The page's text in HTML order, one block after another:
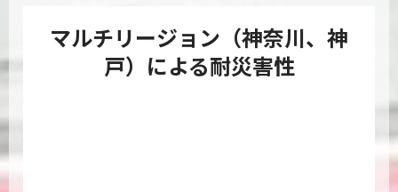
マルチリージョン（神奈川、神
戸）による耐災害性